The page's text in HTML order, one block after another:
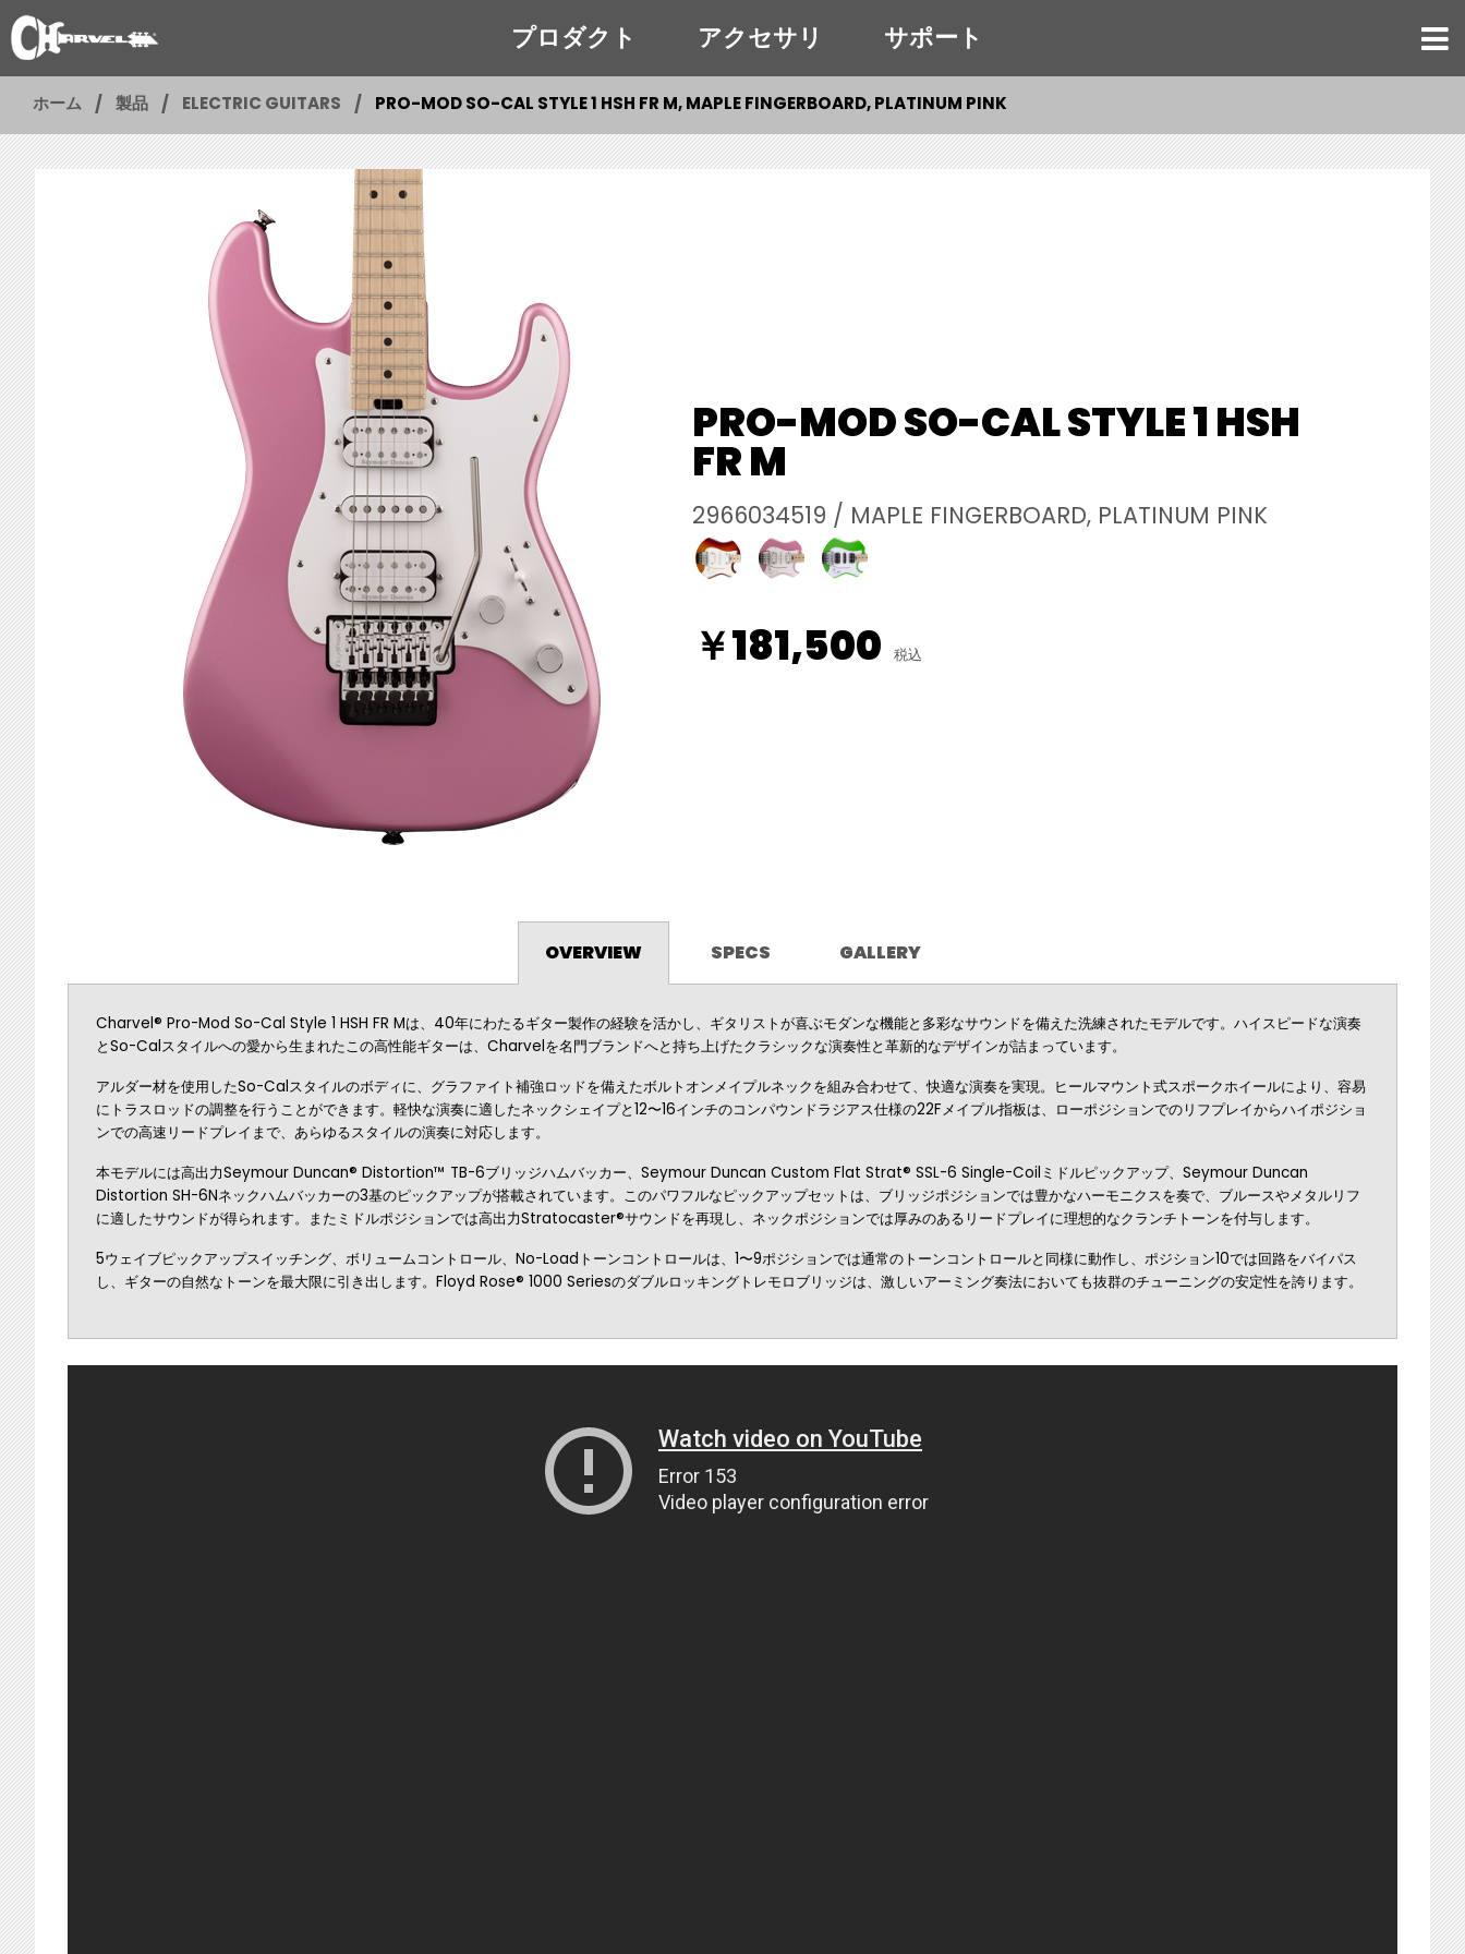
プロダクト アクセサリ サポート
ホーム 製品 ELECTRIC GUITARS PRO-MOD SO-CAL STYLE 1 HSH FR M, MAPLE FINGERBOARD, PLATINUM PINK
PRO-MOD SO-CAL STYLE 1 HSH
FR M
2966034519 / MAPLE FINGERBOARD, PLATINUM PINK
￥181,500 税込
OVERVIEW SPECS GALLERY
Charvel® Pro-Mod So-Cal Style 1 HSH FR Mは、40年にわたるギター製作の経験を活かし、ギタリストが喜ぶモダンな機能と多彩なサウンドを備えた洗練されたモデルです。ハイスピードな演奏
とSo-Calスタイルへの愛から生まれたこの高性能ギターは、Charvelを名門ブランドへと持ち上げたクラシックな演奏性と革新的なデザインが詰まっています。
アルダー材を使用したSo-Calスタイルのボディに、グラファイト補強ロッドを備えたボルトオンメイプルネックを組み合わせて、快適な演奏を実現。ヒールマウント式スポークホイールにより、容易
にトラスロッドの調整を行うことができます。軽快な演奏に適したネックシェイプと12〜16インチのコンパウンドラジアス仕様の22Fメイプル指板は、ローポジションでのリフプレイからハイポジショ
ンでの高速リードプレイまで、あらゆるスタイルの演奏に対応します。
本モデルには高出力Seymour Duncan® Distortion™ TB-6ブリッジハムバッカー、Seymour Duncan Custom Flat Strat® SSL-6 Single-Coilミドルピックアップ、Seymour Duncan
Distortion SH-6Nネックハムバッカーの3基のピックアップが搭載されています。このパワフルなピックアップセットは、ブリッジポジションでは豊かなハーモニクスを奏で、ブルースやメタルリフ
に適したサウンドが得られます。またミドルポジションでは高出力Stratocaster®サウンドを再現し、ネックポジションでは厚みのあるリードプレイに理想的なクランチトーンを付与します。
5ウェイブピックアップスイッチング、ボリュームコントロール、No-Loadトーンコントロールは、1〜9ポジションでは通常のトーンコントロールと同様に動作し、ポジション10では回路をバイパス
し、ギターの自然なトーンを最大限に引き出します。Floyd Rose® 1000 Seriesのダブルロッキングトレモロブリッジは、激しいアーミング奏法においても抜群のチューニングの安定性を誇ります。